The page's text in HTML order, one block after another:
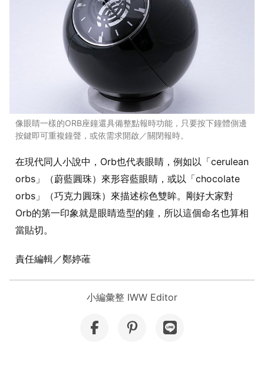
像眼睛一樣的ORB座鐘還具備整點報時功能，只要按下鐘體側邊
按鍵即可重複鐘聲，或依需求開啟／關閉報時。
在現代同人小說中，Orb也代表眼睛，例如以「cerulean
orbs」（蔚藍圓珠）來形容藍眼睛，或以「chocolate
orbs」（巧克力圓珠）來描述棕色雙眸。剛好大家對
Orb的第一印象就是眼睛造型的鐘，所以這個命名也算相
當貼切。
責任編輯／鄭婷蓶
小編彙整 IWW Editor